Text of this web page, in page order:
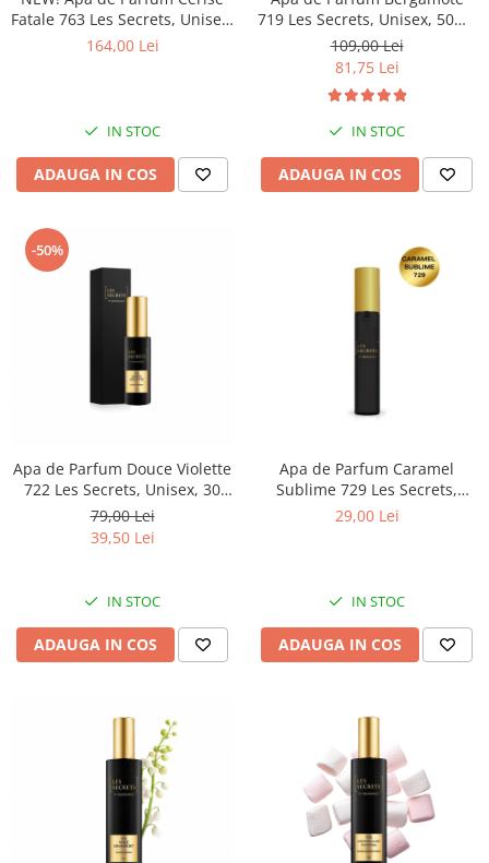
Fatale 763 Les Secrets, Unisex,
100 ml, Equivalenza
164,00 Lei
IN STOC
ADAUGA IN COS
719 Les Secrets, Unisex, 50ml,
Equivalenza
109,00 Lei
81,75 Lei
IN STOC
ADAUGA IN COS
-50%
Apa de Parfum Douce Violette
722 Les Secrets, Unisex, 30
ml, Equivalenza
79,00 Lei
39,50 Lei
IN STOC
ADAUGA IN COS
Apa de Parfum Caramel
Sublime 729 Les Secrets,
Unisex, 12ml, Equivalenza
29,00 Lei
IN STOC
ADAUGA IN COS